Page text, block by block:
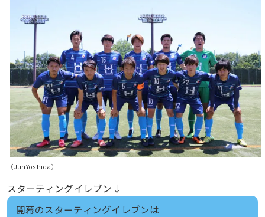
（JunYoshida）
スターティングイレブン↓
開幕のスターティングイレブンは